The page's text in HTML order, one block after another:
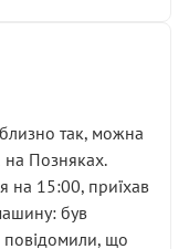
на техніці,
а як максимум —
елементарних
Раніше міняв у
хороше
гайок під
“старі гайки, які
так, можна
на Позняках.
на 15:00, приїхав
був
повідомили, що